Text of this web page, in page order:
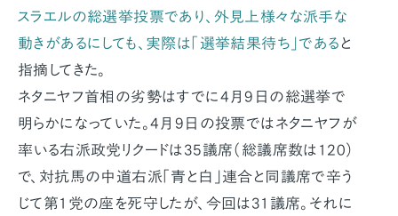
スラエルの総選挙投票であり、外見上様々な派手な
動きがあるにしても、実際は「選挙結果待ち」であると
指摘してきた。
ネタニヤフ首相の劣勢はすでに4月9日の総選挙で
明らかになっていた。4月9日の投票ではネタニヤフが
率いる右派政党リクードは35議席（総議席数は120）
で、対抗馬の中道右派「青と白」連合と同議席で辛う
じて第1党の座を死守したが、今回は31議席。それに